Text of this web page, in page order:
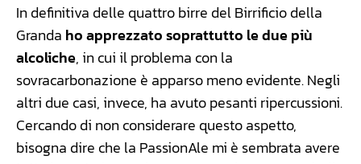
In definitiva delle quattro birre del Birrificio della
Granda ho apprezzato soprattutto le due più
alcoliche, in cui il problema con la
sovracarbonazione è apparso meno evidente. Negli
altri due casi, invece, ha avuto pesanti ripercussioni.
Cercando di non considerare questo aspetto,
bisogna dire che la PassionAle mi è sembrata avere